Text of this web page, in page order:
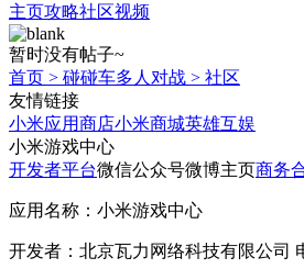
主页攻略社区视频
暂时没有帖子~
首页 > 碰碰车多人对战 > 社区
友情链接
小米应用商店小米商城英雄互娱
小米游戏中心
开发者平台微信公众号微博主页商务
应用名称：小米游戏中心
开发者：北京瓦力网络科技有限公司